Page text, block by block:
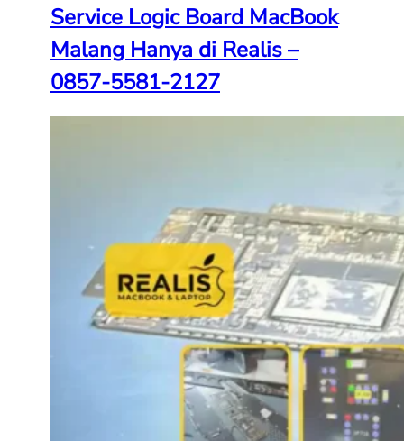
Service Logic Board MacBook
Malang Hanya di Realis –
0857-5581-2127